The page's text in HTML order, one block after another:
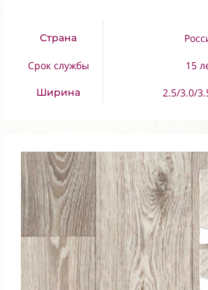
Страна
Срок службы
Ширина
15
2.5/3.0/